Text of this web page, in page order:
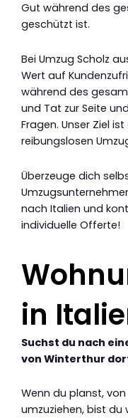
Gut während des
geschützt ist.
Bei Umzug Scholz
Wert auf
während des
und Tat zur Seite
Fragen. Unser Ziel
reibungslosen
Überzeuge dich
nach Italien und
individuelle Offerte!
in
Suchst du nach
von Winterthur
Wenn du planst,
umzuziehen, bist du